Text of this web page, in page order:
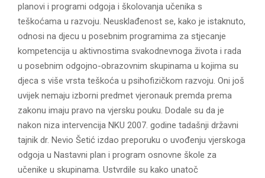
planovi i programi odgoja i školovanja učenika s
teškoćama u razvoju. Neusklađenost se, kako je istaknuto,
odnosi na djecu u posebnim programima za stjecanje
kompetencija u aktivnostima svakodnevnoga života i rada
u posebnim odgojno-obrazovnim skupinama u kojima su
djeca s više vrsta teškoća u psihofizičkom razvoju. Oni još
uvijek nemaju izborni predmet vjeronauk premda prema
zakonu imaju pravo na vjersku pouku. Dodale su da je
nakon niza intervencija NKU 2007. godine tadašnji državni
tajnik dr. Nevio Šetić izdao preporuku o uvođenju vjerskoga
odgoja u Nastavni plan i program osnovne škole za
učenike u skupinama. Ustvrdile su kako unatoč